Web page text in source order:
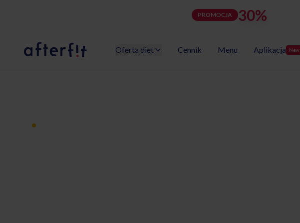
PROMOCJA 30%
Catering dietetyczny Afterfit
Oferta diet Cennik Menu Aplikacja New